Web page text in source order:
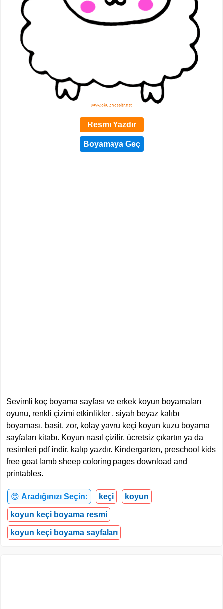
Resmi Yazdır
Sevimli koç boyama sayfası ve erkek koyun boyamaları
oyunu, renkli çizimi etkinlikleri, siyah beyaz kalıbı
boyaması, basit, zor, kolay yavru keçi koyun kuzu boyama
sayfaları kitabı. Koyun nasıl çizilir, ücretsiz çıkartın ya da
resimleri pdf indir, kalıp yazdır. Kindergarten, preschool kids
free goat lamb sheep coloring pages download and
printables.
😍 Aradığınızı Seçin: keçi koyun
koyun keçi boyama resmi
koyun keçi boyama sayfaları